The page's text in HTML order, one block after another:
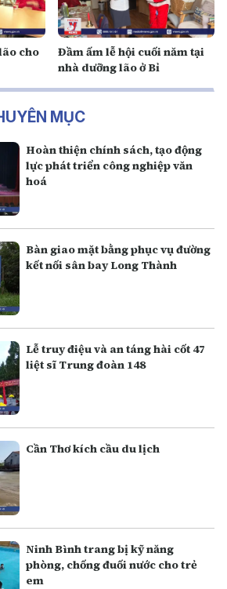
cho
Đầm ấm lễ hội cuối năm tại
nhà dưỡng lão ở Bỉ
MỤC
Hoàn thiện chính sách, tạo động
lực phát triển công nghiệp văn
hoá
Bàn giao mặt bằng phục vụ đường
kết nối sân bay Long Thành
Lễ truy điệu và an táng hài cốt 47
liệt sĩ Trung đoàn 148
Cần Thơ kích cầu du lịch
Ninh Bình trang bị kỹ năng
phòng, chống đuối nước cho trẻ
em